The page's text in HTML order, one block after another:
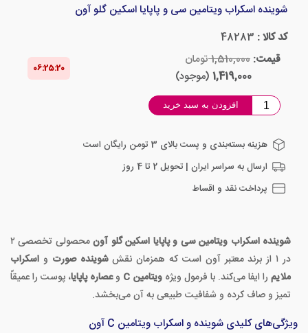
شوینده اسکراب ویتامین سی و پاپایا اسکین گلو آون
کد کالا : 48283
قیمت: 1,510,000 تومان
1,419,000 (موجود)
06:25‌:‌19
افزودن به سبد خرید
هزینه بسته‌بندی و پست بالای 3 تومن رایگان است
ارسال به سراسر ایران | تحویل 2 تا 4 روز
پرداخت نقد و اقساط
شوینده اسکراب ویتامین سی و پاپایا اسکین گلو آون
محصولی تخصصی ۲
در ۱ از برند معتبر آون است که همزمان نقش
شوینده صورت و اسکراب
ملایمرا ایفا می‌کند. با فرمول ویژهویتامین C وعصاره پاپایا، پوست را عمیقاً
تمیز و صاف کرده و شفافیت طبیعی به آن می‌بخشد.
ویژگی‌های کلیدی شوینده و اسکراب ویتامین C آون